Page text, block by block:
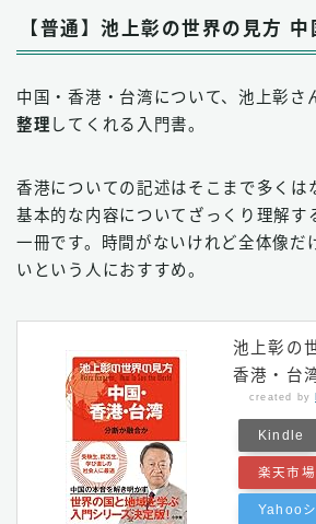
【普通】池上彰の世界の見方
中国・香港・台湾について、池上彰さ
整理 してくれる入門書。
香港についての記述はそこまで多くは
基本的な内容についてざっくり理解す
一冊です。時間がないけれど全体像だ
いという人におすすめ。
池上彰の
香港・台
created by
Kindle
楽天市場
Yahoo